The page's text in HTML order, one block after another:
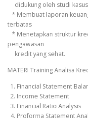
didukung oleh studi
* Membuat laporan
terbatas
* Menetapkan struktur
pengawasan
kredit yang sehat.
MATERI Training Analisa
1. Financial Statement
2. Income Statement
3. Financial Ratio Analysis
4. Proforma Statement